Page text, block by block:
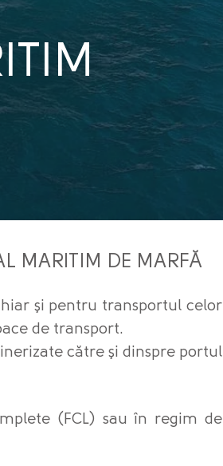
MARITIM DE MARFĂ
şi pentru transportul celor
de transport.
către şi dinspre portul
(FCL) sau în regim de